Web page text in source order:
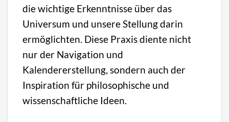
die wichtige Erkenntnisse über das
Universum und unsere Stellung darin
ermöglichten. Diese Praxis diente nicht
nur der Navigation und
Kalendererstellung, sondern auch der
Inspiration für philosophische und
wissenschaftliche Ideen.